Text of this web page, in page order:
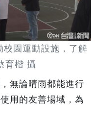
園運動設施，了解
育楷 攝
無論晴雨都能進行
用的友善場域，為